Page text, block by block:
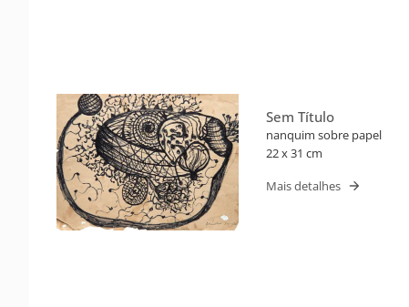
Sem Título
nanquim sobre papel
22 x 31 cm
Mais detalhes